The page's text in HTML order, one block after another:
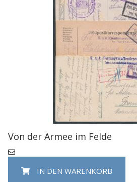
Von der Armee im Felde
IN DEN WARENKORB